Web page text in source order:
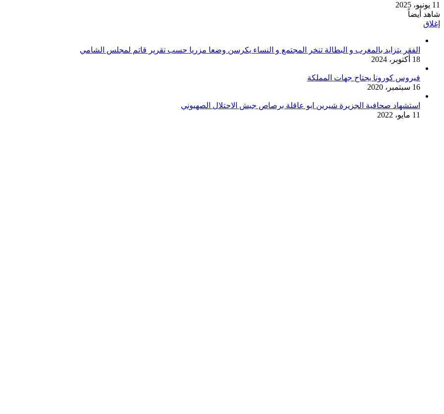
11 يونيو، 2025
شاهد أيضاً
إغلاق
الفقر يتزايد بالمغرب و البطالة تنخر المجتمع و النساء يكرسن وضعا مزريا حسب تقرير قاتم لمجلس الشامي
18 أكتوبر، 2024
فيروس كورونا يجتاح جهات المملكة
16 سبتمبر، 2020
استشهاد صحافية الجزيرة شيرين ابو عاقلة برصاص جيش الاحتلال الصهيوني
11 مايو، 2022